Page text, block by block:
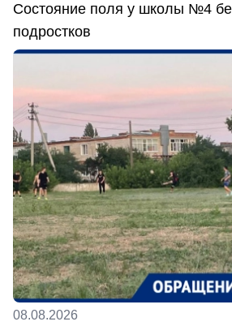
Состояние поля у школы №4
подростков
08.08.2026